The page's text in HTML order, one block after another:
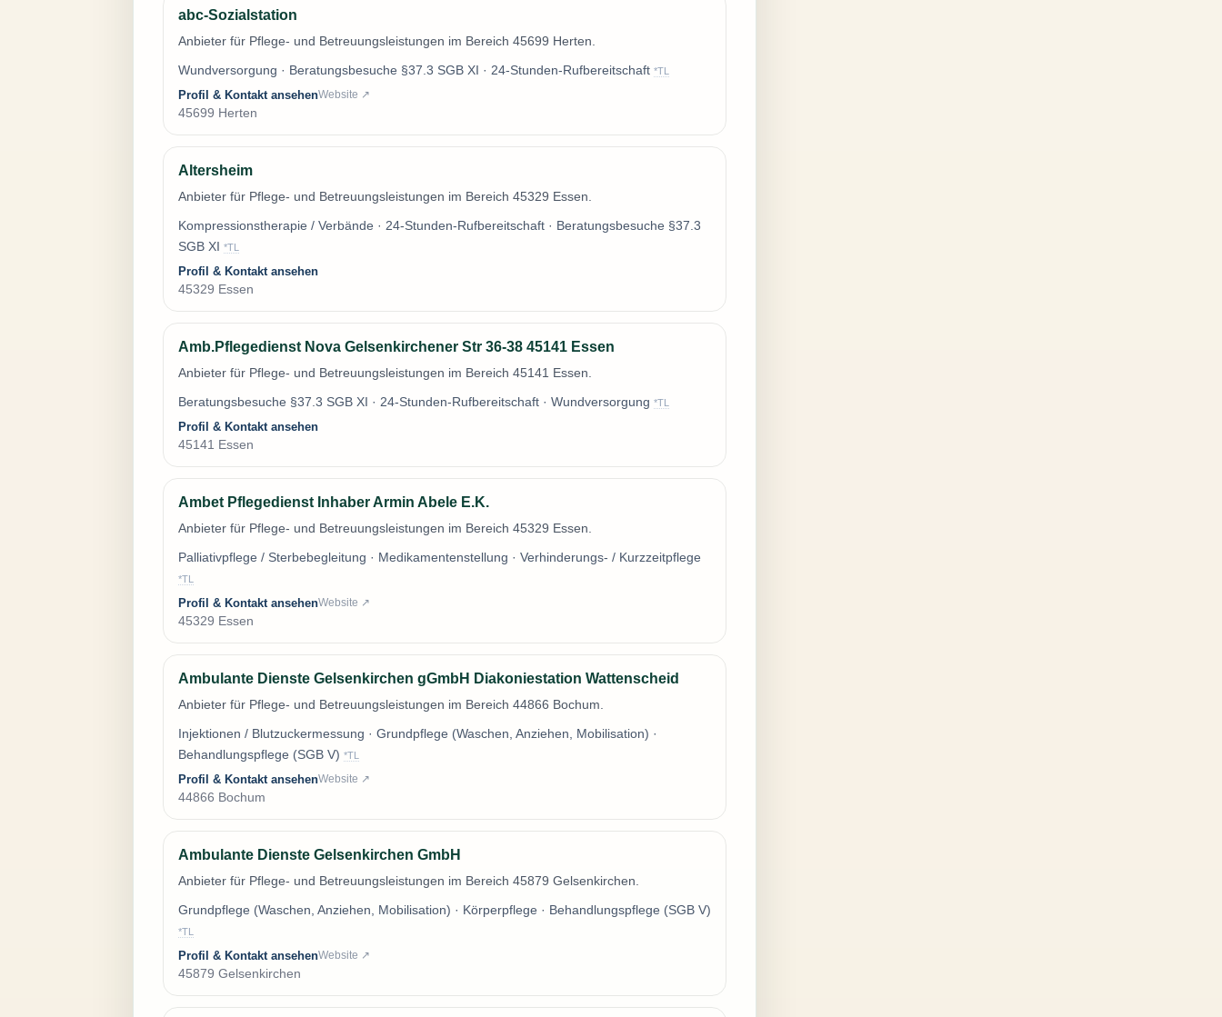
abc-Sozialstation
Anbieter für Pflege- und Betreuungsleistungen im Bereich 45699 Herten.
Wundversorgung · Beratungsbesuche §37.3 SGB XI · 24-Stunden-Rufbereitschaft *TL
Profil & Kontakt ansehenWebsite ↗
45699 Herten
Altersheim
Anbieter für Pflege- und Betreuungsleistungen im Bereich 45329 Essen.
Kompressionstherapie / Verbände · 24-Stunden-Rufbereitschaft · Beratungsbesuche §37.3
SGB XI *TL
Profil & Kontakt ansehen
45329 Essen
Amb.Pflegedienst Nova Gelsenkirchener Str 36-38 45141 Essen
Anbieter für Pflege- und Betreuungsleistungen im Bereich 45141 Essen.
Beratungsbesuche §37.3 SGB XI · 24-Stunden-Rufbereitschaft · Wundversorgung *TL
Profil & Kontakt ansehen
45141 Essen
Ambet Pflegedienst Inhaber Armin Abele E.K.
Anbieter für Pflege- und Betreuungsleistungen im Bereich 45329 Essen.
Palliativpflege / Sterbebegleitung · Medikamentenstellung · Verhinderungs- / Kurzzeitpflege
*TL
Profil & Kontakt ansehenWebsite ↗
45329 Essen
Ambulante Dienste Gelsenkirchen gGmbH Diakoniestation Wattenscheid
Anbieter für Pflege- und Betreuungsleistungen im Bereich 44866 Bochum.
Injektionen / Blutzuckermessung · Grundpflege (Waschen, Anziehen, Mobilisation) ·
Behandlungspflege (SGB V) *TL
Profil & Kontakt ansehenWebsite ↗
44866 Bochum
Ambulante Dienste Gelsenkirchen GmbH
Anbieter für Pflege- und Betreuungsleistungen im Bereich 45879 Gelsenkirchen.
Grundpflege (Waschen, Anziehen, Mobilisation) · Körperpflege · Behandlungspflege (SGB V)
*TL
Profil & Kontakt ansehenWebsite ↗
45879 Gelsenkirchen